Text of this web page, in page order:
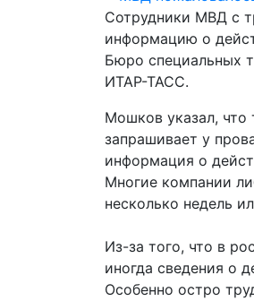
Сотрудники МВД с
информацию о
Бюро специальных
ИТАР-ТАСС.
Мошков указал, что
запрашивает у
информация о
Многие компании
несколько недель
Из-за того, что в
иногда сведения о
Особенно остро